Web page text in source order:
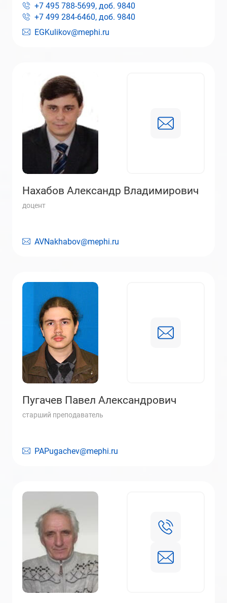
EGKulikov@mephi.ru
+7 495 788-5699, доб. 9840
+7 499 284-6460, доб. 9840
Нахабов Александр Владимирович
доцент
AVNakhabov@mephi.ru
Пугачев Павел Александрович
старший преподаватель
PAPugachev@mephi.ru